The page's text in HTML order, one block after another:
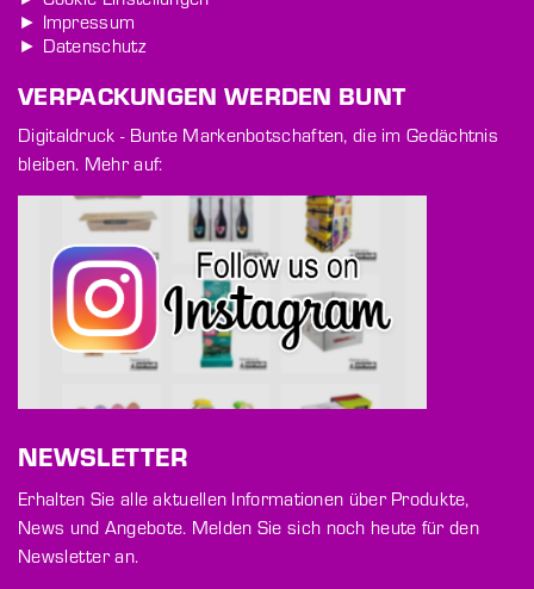
► Impressum
► Datenschutz
VERPACKUNGEN WERDEN BUNT
Digitaldruck - Bunte Markenbotschaften, die im Gedächtnis
bleiben. Mehr auf:
NEWSLETTER
Erhalten Sie alle aktuellen Informationen über Produkte,
News und Angebote. Melden Sie sich noch heute für den
Newsletter an.